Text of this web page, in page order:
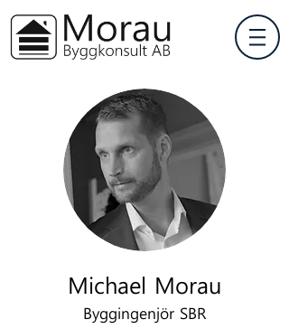
Michael Morau
Byggingenjör SBR